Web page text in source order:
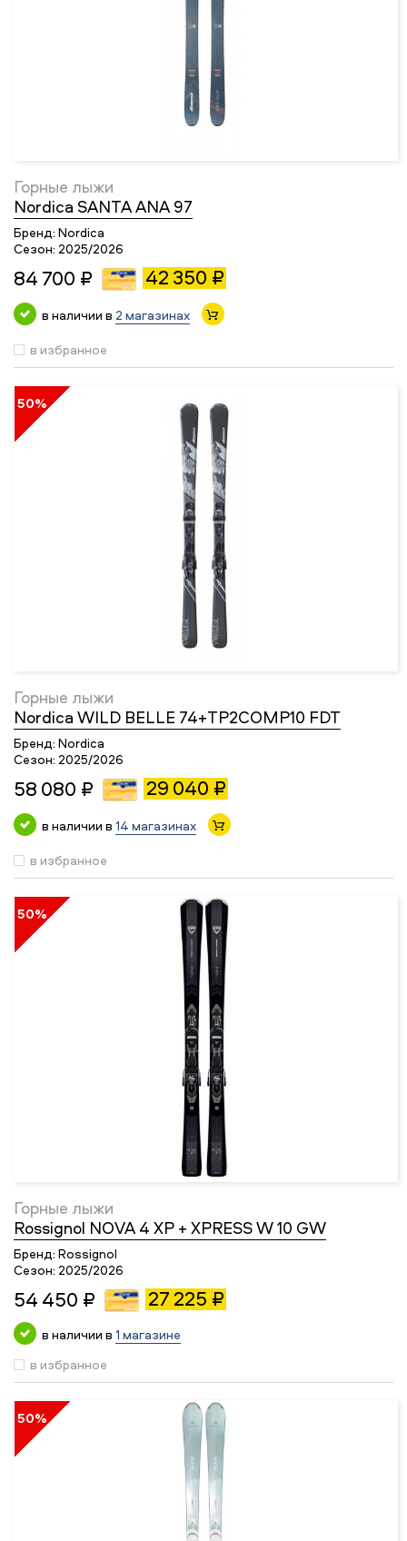
Горные лыжи
Nordica SANTA ANA 97
Бренд: Nordica
Сезон: 2025/2026
84 700 ₽ 42 350 ₽
в наличии в 2 магазинах
в избранное
50%
Горные лыжи
Nordica WILD BELLE 74+TP2COMP10 FDT
Бренд: Nordica
Сезон: 2025/2026
58 080 ₽ 29 040 ₽
в наличии в 14 магазинах
в избранное
50%
Горные лыжи
Rossignol NOVA 4 XP + XPRESS W 10 GW
Бренд: Rossignol
Сезон: 2025/2026
54 450 ₽ 27 225 ₽
в наличии в 1 магазине
в избранное
50%